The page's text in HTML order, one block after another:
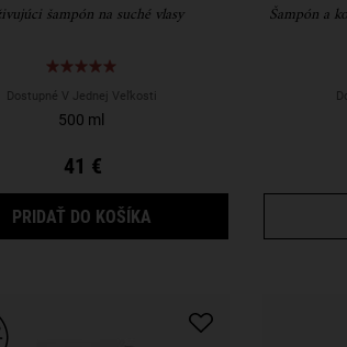
šampón na suché vlasy
Dostupné V Jednej Veľkosti
500 ml
41 €
PRIDAŤ DO KOŠÍKA NOURISHING OLIVE
Šampón a